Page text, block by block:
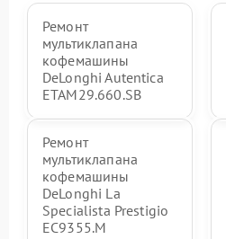
Ремонт
мультиклапана
кофемашины
DeLonghi Autentica
ETAM29.660.SB
Ремонт
мультиклапана
кофемашины
DeLonghi La
Specialista Prestigio
EC9355.M